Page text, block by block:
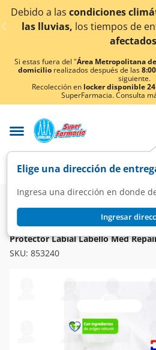
< div class="carousel-inner">
Debido a lascondiciones
las lluvias,los tiempos de
afectados.
Si estas fuera del "Área Metropolitana
domicilio realizados después de las
siguiente.
Recolección en locker disponible
SuperFarmacia. Consulta
Elige una dirección de
Ingresa una dirección en donde
Ingresar
Super Higiene y Belleza
Protectores Labiales
LABELLO
Protector Labial Labello Med
SKU: 853240